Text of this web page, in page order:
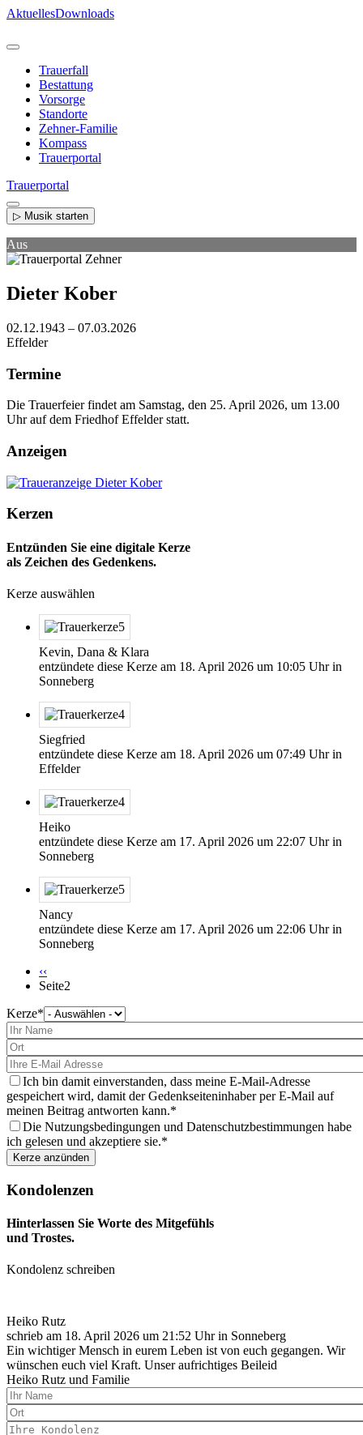
Direkt
Inhalt
AktuellesDownloads
Trauerfall
Bestattung
Vorsorge
Standorte
Zehner-Familie
Kompass
Trauerportal
Trauerportal
▷ Musik starten
Aus
Dieter Kober
02.12.1943 – 07.03.2026
Effelder
Termine
Die Trauerfeier findet am Samstag, den 25. April 2026, um 13.00
Uhr auf dem Friedhof Effelder statt.
Anzeigen
Kerzen
Entzünden Sie eine digitale Kerze
als Zeichen des Gedenkens.
Kerze auswählen
Kevin, Dana & Klara
entzündete diese Kerze am 18. April 2026 um 10:05 Uhr in
Sonneberg
Siegfried
entzündete diese Kerze am 18. April 2026 um 07:49 Uhr in
Effelder
Heiko
entzündete diese Kerze am 17. April 2026 um 22:07 Uhr in
Sonneberg
Nancy
entzündete diese Kerze am 17. April 2026 um 22:06 Uhr in
Sonneberg
Vorherige
Seite
‹‹
Seite2
Kerze
wählen
Sie
aus
Ich bin damit einverstanden, dass meine E-Mail-Adresse
gespeichert wird, damit der Gedenkseiteninhaber per E-Mail auf
meinen Beitrag antworten kann.
Die Nutzungsbedingungen und Datenschutzbestimmungen habe
ich gelesen und akzeptiere sie.
Kondolenzen
Hinterlassen Sie Worte des Mitgefühls
und Trostes.
Kondolenz schreiben
Heiko Rutz
schrieb am 18. April 2026 um 21:52 Uhr in Sonneberg
Ein wichtiger Mensch in eurem Leben ist von euch gegangen. Wir
wünschen euch viel Kraft. Unser aufrichtiges Beileid
Heiko Rutz und Familie